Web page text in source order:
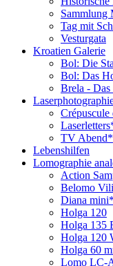
Sammlung
Tag mit
Vesturgata
Kroatien Galerie
Bol: Die
Bol: Das
Brela -
Crépuscule
TV Abend*
Lebenshilfen
Lomographie
Action
Belomo
Diana mini*
Holga 120
Holga 135
Holga 120
Holga 60
Lomo LC-